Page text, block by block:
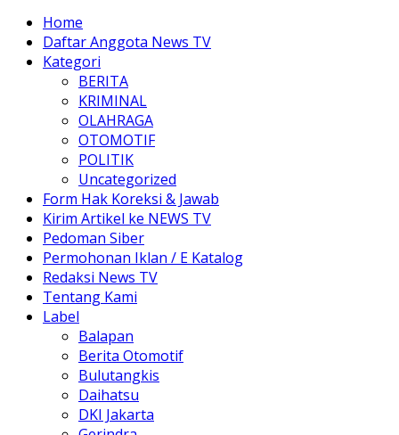
Home
Daftar Anggota News TV
Kategori
BERITA
KRIMINAL
OLAHRAGA
OTOMOTIF
POLITIK
Uncategorized
Form Hak Koreksi & Jawab
Kirim Artikel ke NEWS TV
Pedoman Siber
Permohonan Iklan / E Katalog
Redaksi News TV
Tentang Kami
Label
Balapan
Berita Otomotif
Bulutangkis
Daihatsu
DKI Jakarta